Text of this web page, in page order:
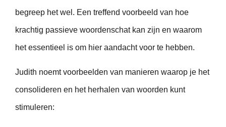
begreep het wel. Een treffend voorbeeld van hoe
krachtig passieve woordenschat kan zijn en waarom
het essentieel is om hier aandacht voor te hebben.
Judith noemt voorbeelden van manieren waarop je het
consolideren en het herhalen van woorden kunt
stimuleren: